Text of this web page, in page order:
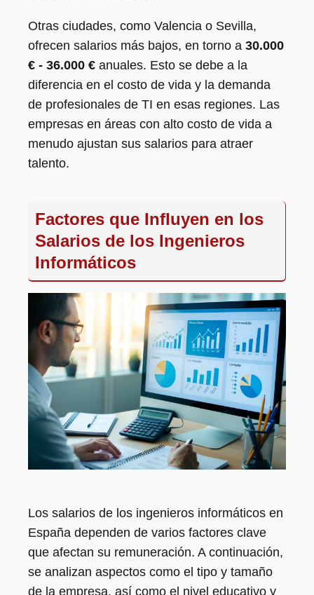
Otras ciudades, como Valencia o Sevilla,
ofrecen salarios más bajos, en torno a 30.000
€ - 36.000 € anuales. Esto se debe a la
diferencia en el costo de vida y la demanda
de profesionales de TI en esas regiones. Las
empresas en áreas con alto costo de vida a
menudo ajustan sus salarios para atraer
talento.
Factores que Influyen en los
Salarios de los Ingenieros
Informáticos
Los salarios de los ingenieros informáticos en
España dependen de varios factores clave
que afectan su remuneración. A continuación,
se analizan aspectos como el tipo y tamaño
de la empresa, así como el nivel educativo y